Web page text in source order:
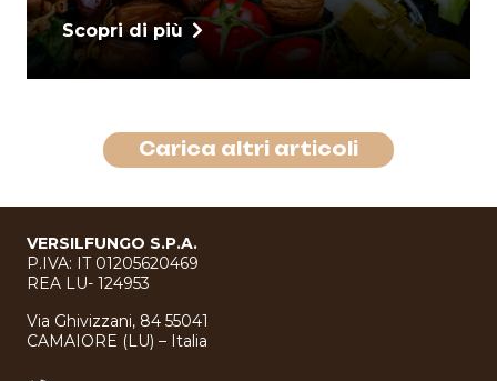
Scopri di più
Carica altri articoli
VERSILFUNGO S.P.A.
P.IVA: IT 01205620469
REA LU- 124953
Via Ghivizzani, 84 55041
CAMAIORE (LU) – Italia